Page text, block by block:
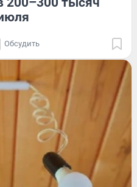
Обсудить